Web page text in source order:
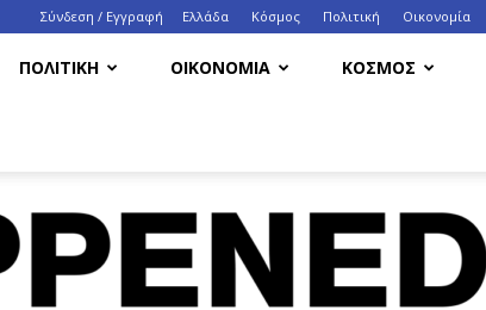
Σύνδεση / Εγγραφή Ελλάδα Κόσμος Πολιτική Οικονομία
ΠΟΛΙΤΙΚΗ ΟΙΚΟΝΟΜΙΑ ΚΟΣΜΟΣ